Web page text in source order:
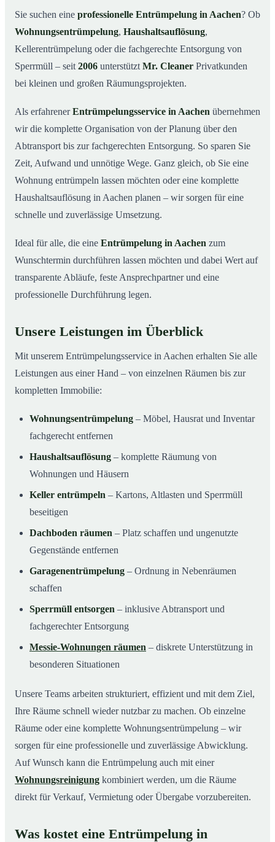
03Was kostet eine Entrümpelung in Aachen?
04Warum Mr. Cleaner in Aachen?
05Typische Anlässe für eine Entrümpelung
08Entrümpelung in Aachen – so arbeiten unsere Profis
Sie suchen eine professionelle Entrümpelung in Aachen? Ob
Wohnungsentrümpelung, Haushaltsauflösung,
Kellerentrümpelung oder die fachgerechte Entsorgung von
Sperrmüll – seit 2006 unterstützt Mr. Cleaner Privatkunden
bei kleinen und großen Räumungsprojekten.
Als erfahrenerEntrümpelungsservice in Aachen übernehmen
wir die komplette Organisation von der Planung über den
Abtransport bis zur fachgerechten Entsorgung. So sparen Sie
Zeit, Aufwand und unnötige Wege. Ganz gleich, ob Sie eine
Wohnung entrümpeln lassen möchten oder eine komplette
Haushaltsauflösung in Aachen planen – wir sorgen für eine
schnelle und zuverlässige Umsetzung.
Ideal für alle, die eine Entrümpelung in Aachen zum
Wunschtermin durchführen lassen möchten und dabei Wert auf
transparente Abläufe, feste Ansprechpartner und eine
professionelle Durchführung legen.
Unsere Leistungen im Überblick
Mit unserem Entrümpelungsservice in Aachen erhalten Sie alle
Leistungen aus einer Hand – von einzelnen Räumen bis zur
kompletten Immobilie:
Wohnungsentrümpelung – Möbel, Hausrat und Inventar
fachgerecht entfernen
Haushaltsauflösung – komplette Räumung von
Wohnungen und Häusern
Keller entrümpeln – Kartons, Altlasten und Sperrmüll
beseitigen
Dachboden räumen – Platz schaffen und ungenutzte
Gegenstände entfernen
Garagenentrümpelung – Ordnung in Nebenräumen
schaffen
Sperrmüll entsorgen – inklusive Abtransport und
fachgerechter Entsorgung
Messie-Wohnungen räumen – diskrete Unterstützung in
besonderen Situationen
Unsere Teams arbeiten strukturiert, effizient und mit dem Ziel,
Ihre Räume schnell wieder nutzbar zu machen. Ob einzelne
Räume oder eine komplette Wohnungsentrümpelung – wir
sorgen für eine professionelle und zuverlässige Abwicklung.
Auf Wunsch kann die Entrümpelung auch mit einer
Wohnungsreinigung kombiniert werden, um die Räume
direkt für Verkauf, Vermietung oder Übergabe vorzubereiten.
Was kostet eine Entrümpelung in